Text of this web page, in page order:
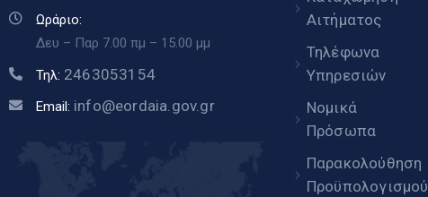
Ωράριο:
Δευ – Παρ 7.00 πμ – 15.00 μμ
Τηλ: 2463053154
Email: info@eordaia.gov.gr
Αιτήματος
Τηλέφωνα
Υπηρεσιών
Νομικά
Πρόσωπα
Παρακολούθηση
Προϋπολογισμού